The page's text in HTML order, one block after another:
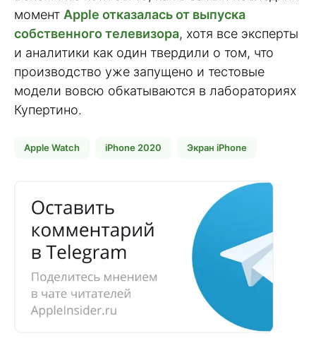
момент Apple отказалась от выпуска
собственного телевизора, хотя все эксперты
и аналитики как один твердили о том, что
производство уже запущено и тестовые
модели вовсю обкатываются в лабораториях
Купертино.
Apple Watch iPhone 2020 Экран iPhone